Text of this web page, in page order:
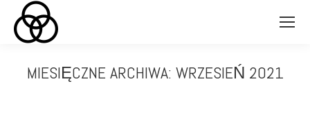
MIESIĘCZNE ARCHIWA: WRZESIEŃ 2021